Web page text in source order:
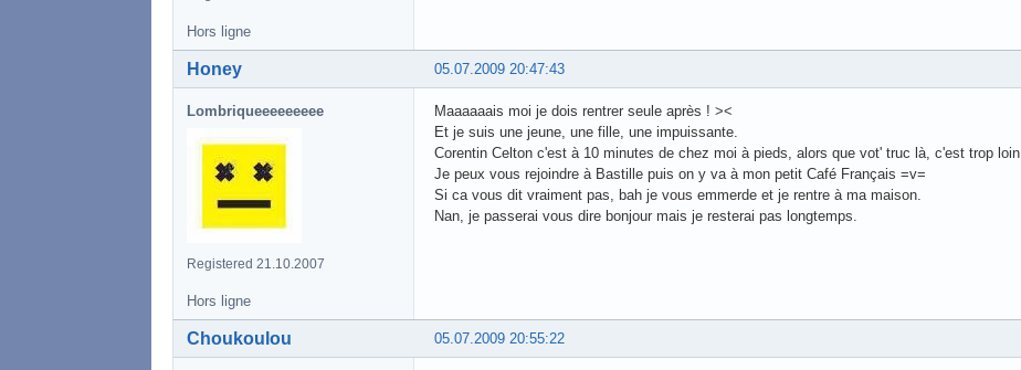
Hors ligne
05.07.2009 20:47:43
Honey
Lombriqueeeeeeeee
Registered 21.10.2007
Maaaaaais moi je dois rentrer seule après ! ><
Et je suis une jeune, une fille, une impuissante.
Corentin Celton c'est à 10 minutes de chez moi à pieds, alors que vot' truc là, c'est trop loin.
Je peux vous rejoindre à Bastille puis on y va à mon petit Café Français =v=
Si ca vous dit vraiment pas, bah je vous emmerde et je rentre à ma maison.
Nan, je passerai vous dire bonjour mais je resterai pas longtemps.
Hors ligne
05.07.2009 20:55:22
Choukoulou